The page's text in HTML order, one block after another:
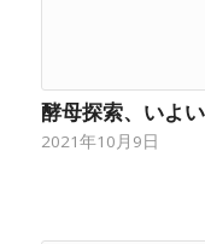
酵母探索、いよ
2021年10月9日